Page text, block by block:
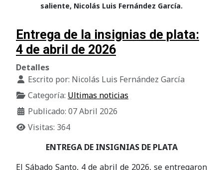
saliente, Nicolás Luis Fernández García.
Entrega de la insignias de plata:
4 de abril de 2026
Detalles
Escrito por: Nicolás Luis Fernández García
Categoría: Ultimas noticias
Publicado: 07 Abril 2026
Visitas: 364
ENTREGA DE INSIGNIAS DE PLATA
El Sábado Santo, 4 de abril de 2026, se entregaron